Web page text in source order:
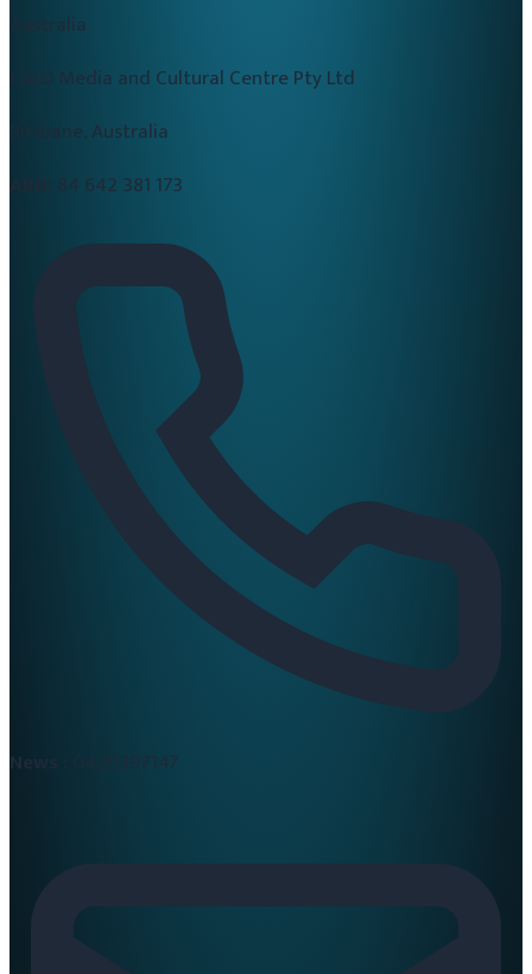
Australia
CALD Media and Cultural Centre Pty Ltd
Brisbane, Australia
84 642 381 173